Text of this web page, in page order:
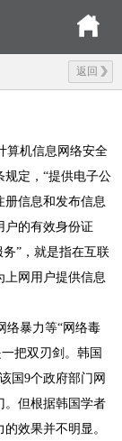
返回
算机信息网络安全
规定，“提供电子公
册信息和发布信息
户的有效身份证
”，就是指在互联
上网用户提供信息
暴力等“网络毒
把双刃剑。韩国
国9个政府部门网
。但根据韩国学者
效果并不明显。